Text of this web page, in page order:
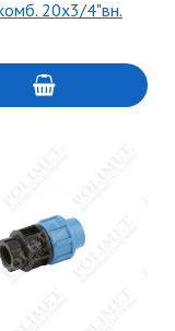
20х3/4"вн.